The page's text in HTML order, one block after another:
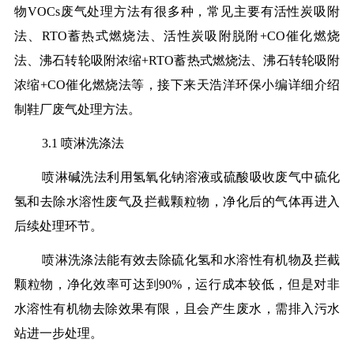
物VOCs废气处理方法有很多种，常见主要有活性炭吸附
法、RTO蓄热式燃烧法、活性炭吸附脱附+CO催化燃烧
法、沸石转轮吸附浓缩+RTO蓄热式燃烧法、沸石转轮吸附
浓缩+CO催化燃烧法等，接下来天浩洋环保小编详细介绍
制鞋厂废气处理方法。
3.1 喷淋洗涤法
喷淋碱洗法利用氢氧化钠溶液或硫酸吸收废气中硫化
氢和去除水溶性废气及拦截颗粒物，净化后的气体再进入
后续处理环节。
喷淋洗涤法能有效去除硫化氢和水溶性有机物及拦截
颗粒物，净化效率可达到90%，运行成本较低，但是对非
水溶性有机物去除效果有限，且会产生废水，需排入污水
站进一步处理。